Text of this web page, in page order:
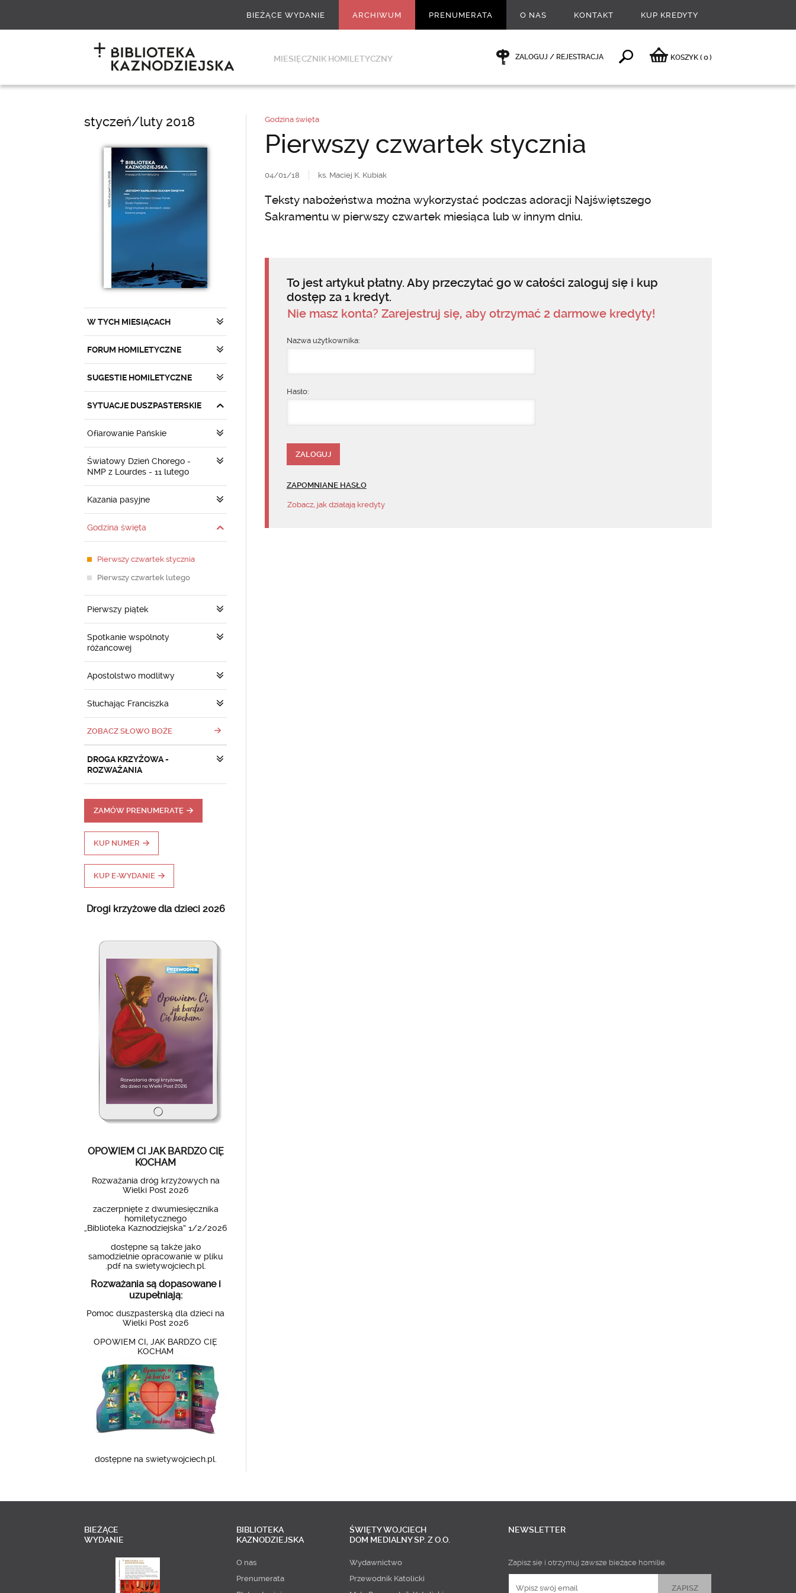
BIEŻĄCE WYDANIE ARCHIWUM PRENUMERATA O NAS KONTAKT KUP KREDYTY
MIESIĘCZNIK HOMILETYCZNY ZALOGUJ / REJESTRACJA KOSZYK ( 0)
styczeń/luty 2018
W TYCH MIESIĄCACH
FORUM HOMILETYCZNE
SUGESTIE HOMILETYCZNE
SYTUACJE DUSZPASTERSKIE
Ofiarowanie Pańskie
Światowy Dzień Chorego -
NMP z Lourdes - 11 lutego
Kazania pasyjne
Godzina święta
Pierwszy czwartek stycznia
Pierwszy czwartek lutego
Pierwszy piątek
Spotkanie wspólnoty
różańcowej
Apostolstwo modlitwy
Słuchając Franciszka
ZOBACZ SŁOWO BOŻE
DROGA KRZYŻOWA -
ROZWAŻANIA
ZAMÓW PRENUMERATĘ
KUP NUMER
KUP E-WYDANIE
Drogi krzyżowe dla dzieci 2026
OPOWIEM CI JAK BARDZO CIĘ
KOCHAM
Rozważania dróg krzyżowych na
Wielki Post 2026
zaczerpnięte z dwumiesięcznika
homiletycznego
„Biblioteka Kaznodziejska” 1/2/2026
dostępne są także jako
samodzielnie opracowanie w pliku
.pdf na swietywojciech.pl.
Rozważania są dopasowane i
uzupełniają:
Pomoc duszpasterską dla dzieci na
Wielki Post 2026
OPOWIEM CI, JAK BARDZO CIĘ
KOCHAM
dostępne na swietywojciech.pl.
Godzina święta
Pierwszy czwartek stycznia
04/01/18 ks. Maciej K. Kubiak
Teksty nabożeństwa można wykorzystać podczas adoracji Najświętszego
Sakramentu w pierwszy czwartek miesiąca lub w innym dniu.
To jest artykuł płatny. Aby przeczytać go w całości zaloguj się i kup
dostęp za 1 kredyt.
Nie masz konta? Zarejestruj się, aby otrzymać 2 darmowe kredyty!
Nazwa użytkownika:
Hasło:
ZAPOMNIANE HASŁO
Zobacz, jak działają kredyty
BIEŻĄCE
WYDANIE
BIBLIOTEKA
KAZNODZIEJSKA
O nas
Prenumerata
ŚWIĘTY WOJCIECH
DOM MEDIALNY SP. Z O.O.
Wydawnictwo
Przewodnik Katolicki
NEWSLETTER
Zapisz się i otrzymuj zawsze bieżące homilie.